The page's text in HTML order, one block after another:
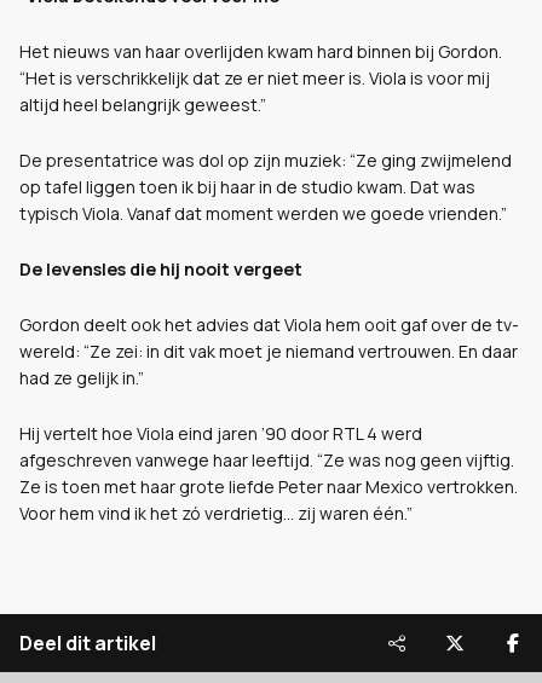
Het nieuws van haar overlijden kwam hard binnen bij Gordon.
“Het is verschrikkelijk dat ze er niet meer is. Viola is voor mij
altijd heel belangrijk geweest.”
De presentatrice was dol op zijn muziek: “Ze ging zwijmelend
op tafel liggen toen ik bij haar in de studio kwam. Dat was
typisch Viola. Vanaf dat moment werden we goede vrienden.”
De levensles die hij nooit vergeet
Gordon deelt ook het advies dat Viola hem ooit gaf over de tv-
wereld: “Ze zei: in dit vak moet je niemand vertrouwen. En daar
had ze gelijk in.”
Hij vertelt hoe Viola eind jaren ’90 door RTL 4 werd
afgeschreven vanwege haar leeftijd. “Ze was nog geen vijftig.
Ze is toen met haar grote liefde Peter naar Mexico vertrokken.
Voor hem vind ik het zó verdrietig… zij waren één.”
Deel dit artikel